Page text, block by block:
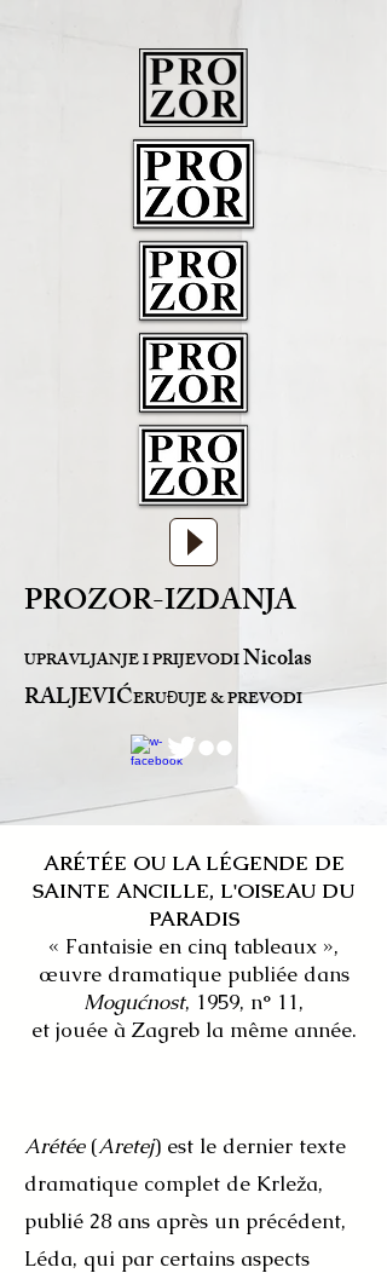
PROZOR-IZDANJA
UPRAVLJANJE I PRIJEVODINicolas
RALJEVIĆERUĐUJE & PREVODI
ARÉTÉE OU LA LÉGENDE DE
SAINTE ANCILLE, L'OISEAU DU
PARADIS
« Fantaisie en cinq tableaux »,
œuvre dramatique publiée dans
Mogućnost, 1959, n° 11,
et jouée à Zagreb la même année.
Arétée(Aretej) est le dernier texte
dramatique complet de Krleža,
publié 28 ans après un précédent,
Léda, qui par certains aspects